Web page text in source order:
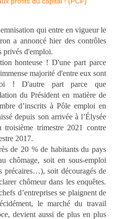
qui entre en vigueur le
a annoncé hier des contrôles
privés d'emploi.
honteuse ! D'une part parce
majorité d'entre eux sont
! D'autre part parce que
du Président en matière de
d’inscrits à Pôle emploi en
depuis son arrivée à l’Élysée
trimestre 2021 contre
2017.
de 20 % de habitants du pays
chômage, soit en sous-emploi
précaires…), soit découragés de
chômeur dans les enquêtes.
d’entreprises se plaignent de
le marché du travail
devient aussi de plus en plus